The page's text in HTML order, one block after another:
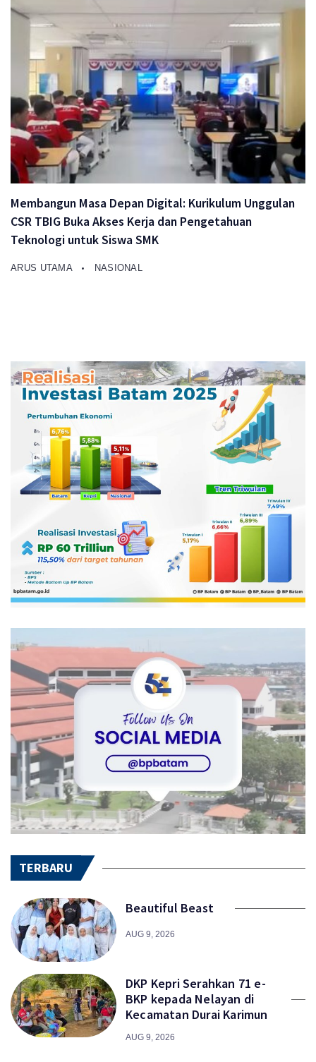
Membangun Masa Depan Digital: Kurikulum Unggulan
CSR TBIG Buka Akses Kerja dan Pengetahuan
Teknologi untuk Siswa SMK
ARUS UTAMA NASIONAL
TERBARU
Beautiful Beast
AUG 9, 2026
DKP Kepri Serahkan 71 e-
BKP kepada Nelayan di
Kecamatan Durai Karimun
AUG 9, 2026